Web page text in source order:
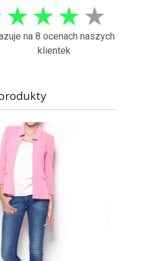
★ ★ ★ ★
na 8 ocenach naszych
klientek